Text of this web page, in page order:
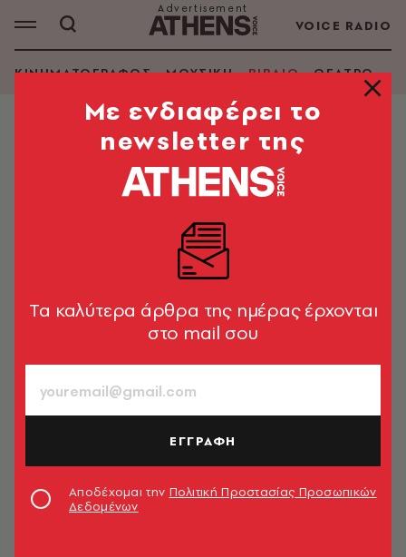
VOICE RADIO
ΚΙΝΗΜΑΤΟΓΡΑΦΟΣ ΜΟΥΣΙΚΗ ΒΙΒΛΙΟ ΘΕΑΤΡΟ -
Πέθανε ο Παντελής Καλιότσος
Αξιόλογος πεζογράφος για μεγάλους και παιδιά
1’ ΔΙΑΒΑΣΜΑ
Mε ενδιαφέρει το
newsletter της
Tα καλύτερα άρθρα της ημέρας έρχονται
στο mail σου
ΕΓΓΡΑΦΗ
Αποδέχομαι την Πολιτική Προστασίας Προσωπικών
Δεδομένων